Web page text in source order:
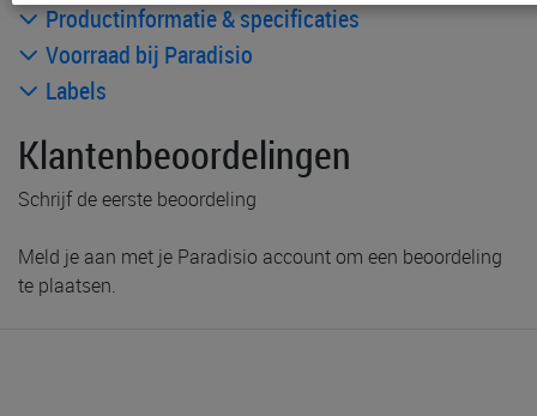
Productinformatie & specificaties
Voorraad bij Paradisio
Labels
Klantenbeoordelingen
Schrijf de eerste beoordeling
Meld je aan met je Paradisio account om een beoordeling
te plaatsen.